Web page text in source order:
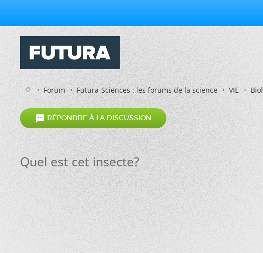
Forum Futura-Sciences : les forums de la science VIE
 RÉPONDRE À LA DISCUSSION
Quel est cet insecte?